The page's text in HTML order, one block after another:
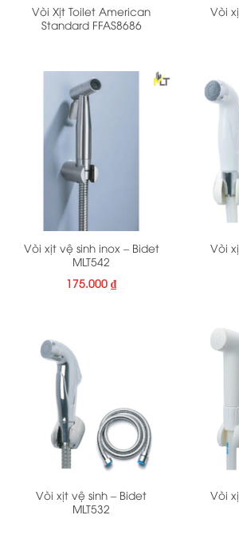
Vòi Xịt Toilet American
Standard FFAS8686
Vòi
Vòi xịt vệ sinh inox – Bidet
MLT542
175.000 ₫
Vòi
Vòi xịt vệ sinh – Bidet
MLT532
Vòi